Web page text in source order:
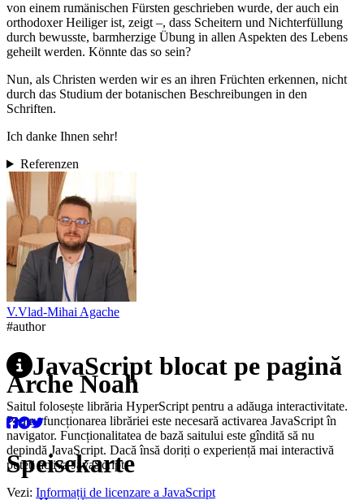
von einem rumänischen Fürsten geschrieben wurde, der auch ein
orthodoxer Heiliger ist, zeigt –, dass Scheitern und Nichterfüllung
durch bewusste, barmherzige Übung in allen Aspekten des Lebens
geheilt werden. Könnte das so sein?
Nun, als Christen werden wir es an ihren Früchten erkennen, nicht
durch das Studium der botanischen Beschreibungen in den
Schriften.
Ich danke Ihnen sehr!
Referenzen
V.Vlad-Mihai Agache
#author
JavaScript blocat pe pagină
Saitul folosește librăria HyperScript pentru a adăuga interactivitate.
Pentru funcționarea librăriei este necesară activarea JavaScript în
navigator. Funcționalitatea de bază saitului este gîndită să nu
depindă JavaScript. Dacă însă doriți o experiență mai interactivă
puteți activa JavaScript.
Vezi: Informații de licenzare a JavaScript
Arche Noah
Speisekarte